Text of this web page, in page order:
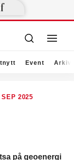
Event Arkiv
SEP 2025
på geoenergi